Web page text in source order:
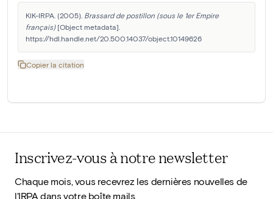
KIK-IRPA. (2005). Brassard de postillon (sous le 1er Empire
français) [Object metadata].
https://hdl.handle.net/20.500.14037/object.10149626
Copier la citation
Inscrivez-vous à notre newsletter
Chaque mois, vous recevrez les dernières nouvelles de
l'IRPA dans votre boîte mails.